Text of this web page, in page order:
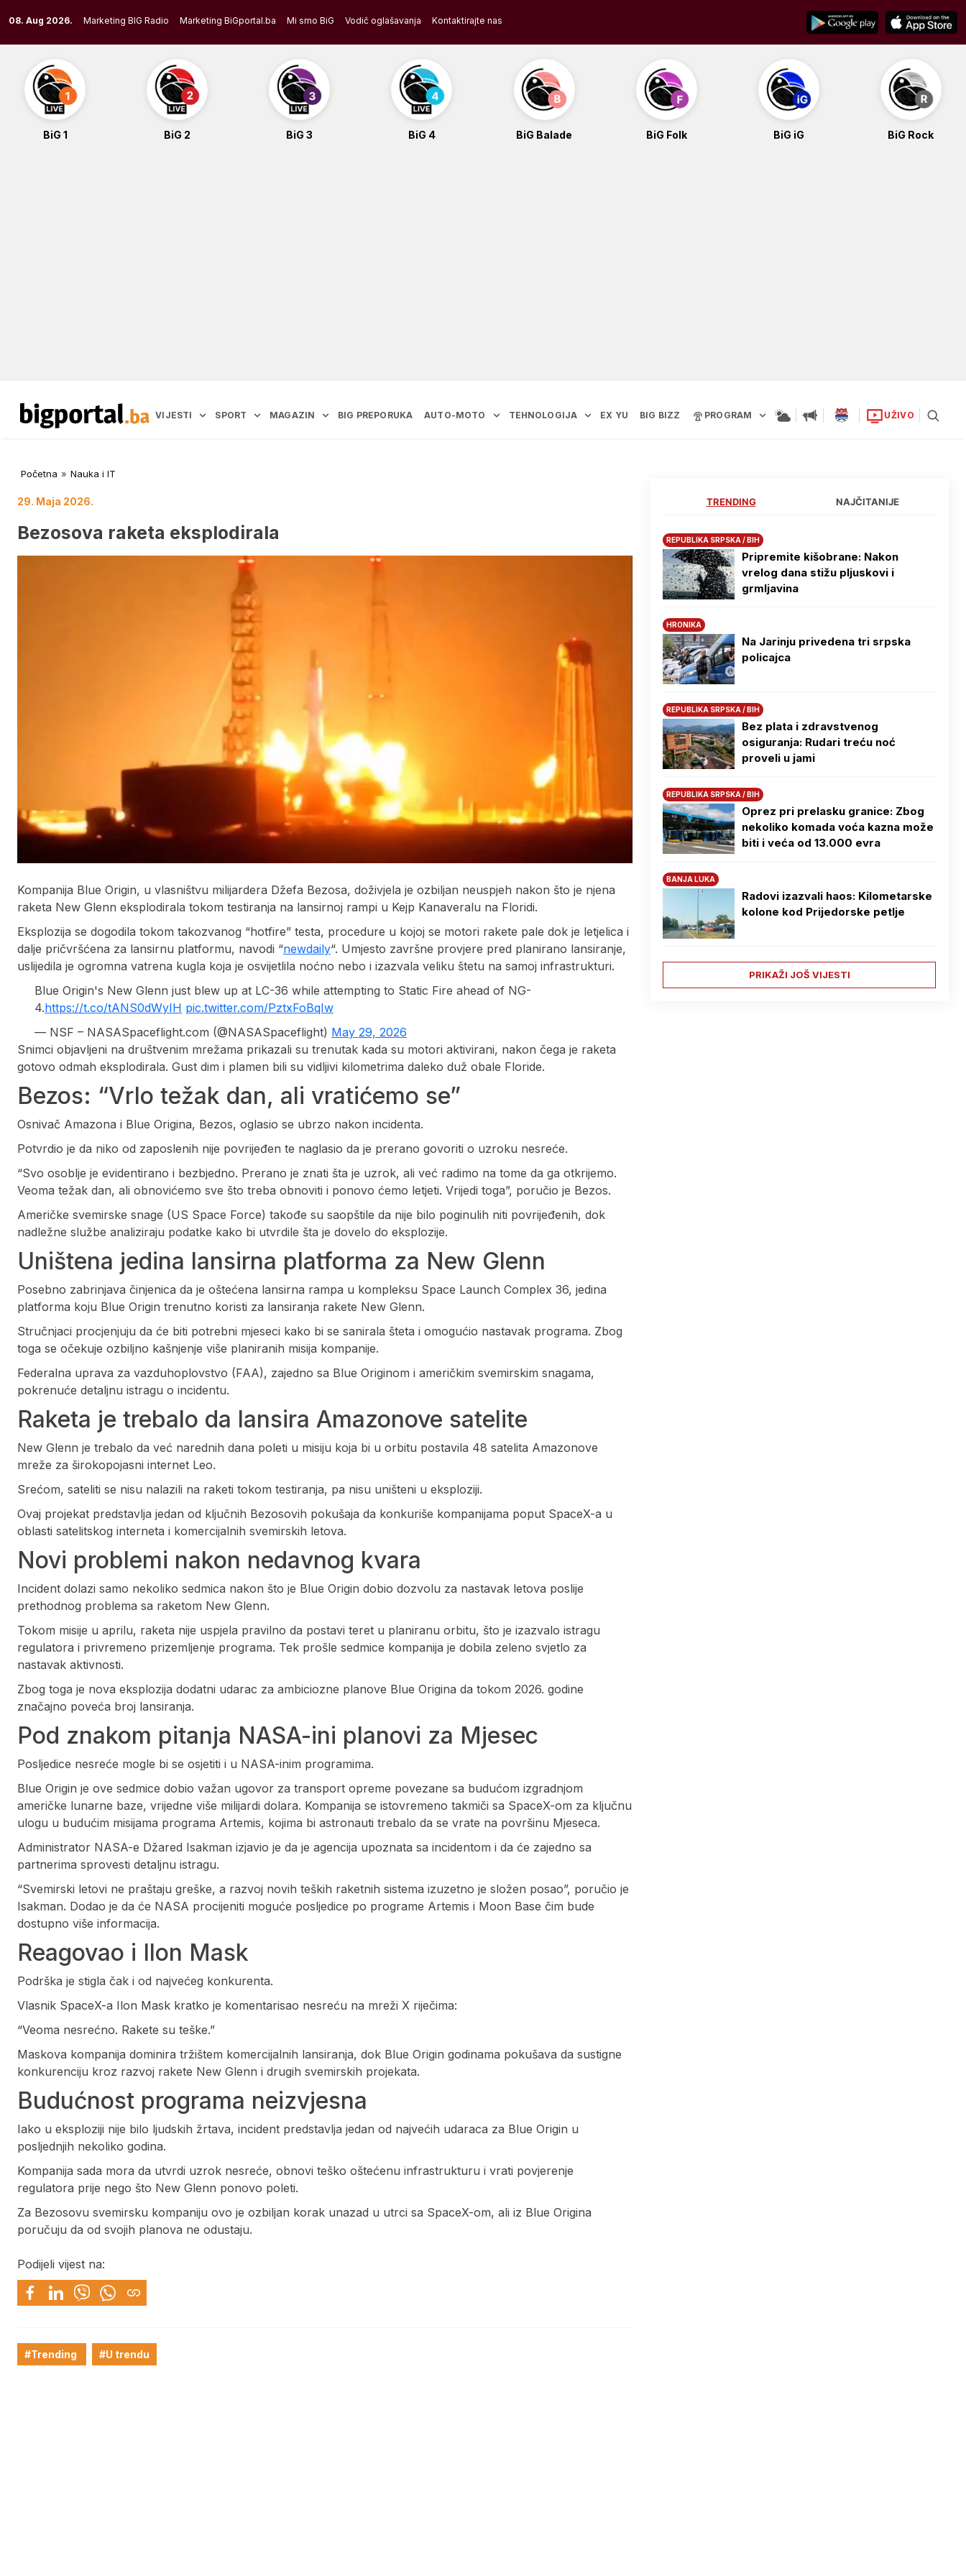
to
content
08. Aug 2026. Marketing BIG Radio Marketing BiGportal.ba Mi smo BiG Vodič oglašavanja Kontaktirajte nas
BiG 1 BiG 2 BiG 3 BiG 4 BiG Balade BiG Folk BiG iG BiG Rock
VIJESTI SPORT MAGAZIN BIG PREPORUKA AUTO-MOTO TEHNOLOGIJA EX YU BIG BIZZ PROGRAM UŽIVO
Početna » Nauka i IT
29. Maja 2026.
Bezosova raketa eksplodirala
Kompanija Blue Origin, u vlasništvu milijardera Džefa Bezosa, doživjela je ozbiljan neuspjeh nakon što je njena
raketa New Glenn eksplodirala tokom testiranja na lansirnoj rampi u Kejp Kanaveralu na Floridi.
Eksplozija se dogodila tokom takozvanog “hotfire” testa, procedure u kojoj se motori rakete pale dok je letjelica i
dalje pričvršćena za lansirnu platformu, navodi “newdaily“. Umjesto završne provjere pred planirano lansiranje,
uslijedila je ogromna vatrena kugla koja je osvijetlila noćno nebo i izazvala veliku štetu na samoj infrastrukturi.
Blue Origin's New Glenn just blew up at LC-36 while attempting to Static Fire ahead of NG-
4.https://t.co/tANS0dWyIH pic.twitter.com/PztxFoBqIw
— NSF – NASASpaceflight.com (@NASASpaceflight) May 29, 2026
Snimci objavljeni na društvenim mrežama prikazali su trenutak kada su motori aktivirani, nakon čega je raketa
gotovo odmah eksplodirala. Gust dim i plamen bili su vidljivi kilometrima daleko duž obale Floride.
Bezos: “Vrlo težak dan, ali vratićemo se”
Osnivač Amazona i Blue Origina, Bezos, oglasio se ubrzo nakon incidenta.
Potvrdio je da niko od zaposlenih nije povrijeđen te naglasio da je prerano govoriti o uzroku nesreće.
“Svo osoblje je evidentirano i bezbjedno. Prerano je znati šta je uzrok, ali već radimo na tome da ga otkrijemo.
Veoma težak dan, ali obnovićemo sve što treba obnoviti i ponovo ćemo letjeti. Vrijedi toga”, poručio je Bezos.
Američke svemirske snage (US Space Force) takođe su saopštile da nije bilo poginulih niti povrijeđenih, dok
nadležne službe analiziraju podatke kako bi utvrdile šta je dovelo do eksplozije.
Uništena jedina lansirna platforma za New Glenn
Posebno zabrinjava činjenica da je oštećena lansirna rampa u kompleksu Space Launch Complex 36, jedina
platforma koju Blue Origin trenutno koristi za lansiranja rakete New Glenn.
Stručnjaci procjenjuju da će biti potrebni mjeseci kako bi se sanirala šteta i omogućio nastavak programa. Zbog
toga se očekuje ozbiljno kašnjenje više planiranih misija kompanije.
Federalna uprava za vazduhoplovstvo (FAA), zajedno sa Blue Originom i američkim svemirskim snagama,
pokrenuće detaljnu istragu o incidentu.
Raketa je trebalo da lansira Amazonove satelite
New Glenn je trebalo da već narednih dana poleti u misiju koja bi u orbitu postavila 48 satelita Amazonove
mreže za širokopojasni internet Leo.
Srećom, sateliti se nisu nalazili na raketi tokom testiranja, pa nisu uništeni u eksploziji.
Ovaj projekat predstavlja jedan od ključnih Bezosovih pokušaja da konkuriše kompanijama poput SpaceX-a u
oblasti satelitskog interneta i komercijalnih svemirskih letova.
Novi problemi nakon nedavnog kvara
Incident dolazi samo nekoliko sedmica nakon što je Blue Origin dobio dozvolu za nastavak letova poslije
prethodnog problema sa raketom New Glenn.
Tokom misije u aprilu, raketa nije uspjela pravilno da postavi teret u planiranu orbitu, što je izazvalo istragu
regulatora i privremeno prizemljenje programa. Tek prošle sedmice kompanija je dobila zeleno svjetlo za
nastavak aktivnosti.
Zbog toga je nova eksplozija dodatni udarac za ambiciozne planove Blue Origina da tokom 2026. godine
značajno poveća broj lansiranja.
Pod znakom pitanja NASA-ini planovi za Mjesec
Posljedice nesreće mogle bi se osjetiti i u NASA-inim programima.
Blue Origin je ove sedmice dobio važan ugovor za transport opreme povezane sa budućom izgradnjom
američke lunarne baze, vrijedne više milijardi dolara. Kompanija se istovremeno takmiči sa SpaceX-om za ključnu
ulogu u budućim misijama programa Artemis, kojima bi astronauti trebalo da se vrate na površinu Mjeseca.
Administrator NASA-e Džared Isakman izjavio je da je agencija upoznata sa incidentom i da će zajedno sa
partnerima sprovesti detaljnu istragu.
“Svemirski letovi ne praštaju greške, a razvoj novih teških raketnih sistema izuzetno je složen posao”, poručio je
Isakman. Dodao je da će NASA procijeniti moguće posljedice po programe Artemis i Moon Base čim bude
dostupno više informacija.
Reagovao i Ilon Mask
Podrška je stigla čak i od najvećeg konkurenta.
Vlasnik SpaceX-a Ilon Mask kratko je komentarisao nesreću na mreži X riječima:
“Veoma nesrećno. Rakete su teške.”
Maskova kompanija dominira tržištem komercijalnih lansiranja, dok Blue Origin godinama pokušava da sustigne
konkurenciju kroz razvoj rakete New Glenn i drugih svemirskih projekata.
Budućnost programa neizvjesna
Iako u eksploziji nije bilo ljudskih žrtava, incident predstavlja jedan od najvećih udaraca za Blue Origin u
posljednjih nekoliko godina.
Kompanija sada mora da utvrdi uzrok nesreće, obnovi teško oštećenu infrastrukturu i vrati povjerenje
regulatora prije nego što New Glenn ponovo poleti.
Za Bezosovu svemirsku kompaniju ovo je ozbiljan korak unazad u utrci sa SpaceX-om, ali iz Blue Origina
poručuju da od svojih planova ne odustaju.
Podijeli vijest na:
#Trending #U trendu
TRENDING NAJČITANIJE
REPUBLIKA SRPSKA / BIH
Pripremite kišobrane: Nakon
vrelog dana stižu pljuskovi i
grmljavina
HRONIKA
Na Јarinju privedena tri srpska
policajca
REPUBLIKA SRPSKA / BIH
Bez plata i zdravstvenog
osiguranja: Rudari treću noć
proveli u jami
REPUBLIKA SRPSKA / BIH
Oprez pri prelasku granice: Zbog
nekoliko komada voća kazna može
biti i veća od 13.000 evra
BANJA LUKA
Radovi izazvali haos: Kilometarske
kolone kod Prijedorske petlje
PRIKAŽI JOŠ VIJESTI